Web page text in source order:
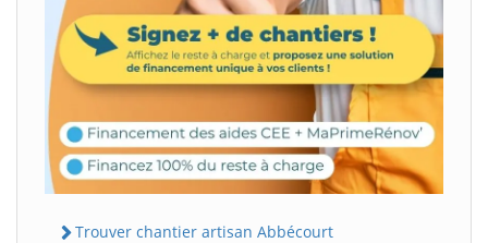
Trouver chantier artisan Abbécourt